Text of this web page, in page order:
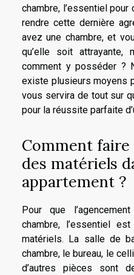
chambre, l’essentiel
rendre cette dernière
avez une chambre, et
qu’elle soit
comment y posséder ?
existe plusieurs moyens
vous servira de tout sur
pour la réussite parfaite
Comment faire
des matériels
appartement ?
Pour que
chambre, l’essentiel
matériels. La salle de
chambre, le bureau, le
d’autres pièces sont